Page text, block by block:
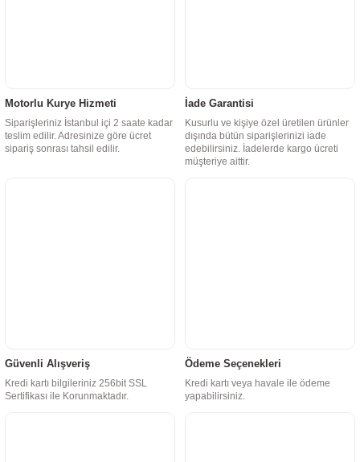
Motorlu Kurye Hizmeti
Siparişleriniz İstanbul içi 2 saate kadar
teslim edilir. Adresinize göre ücret
sipariş sonrası tahsil edilir.
İade Garantisi
Kusurlu ve kişiye özel üretilen ürünler
dışında bütün siparişlerinizi iade
edebilirsiniz. İadelerde kargo ücreti
müşteriye aittir.
Güvenli Alışveriş
Kredi kartı bilgileriniz 256bit SSL
Sertifikası ile Korunmaktadır.
Ödeme Seçenekleri
Kredi kartı veya havale ile ödeme
yapabilirsiniz.